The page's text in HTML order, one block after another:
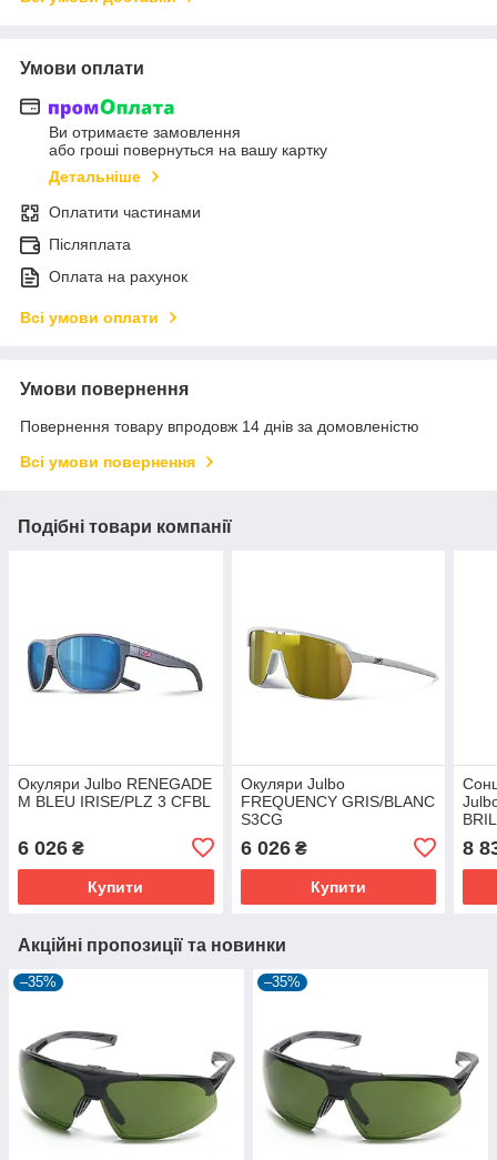
Умови оплати
Ви отримаєте замовлення
або гроші повернуться на вашу картку
Детальніше
Оплатити частинами
Післяплата
Оплата на рахунок
Всі умови оплати
Умови повернення
Повернення товару впродовж 14 днів за домовленістю
Всі умови повернення
Подібні товари компанії
Окуляри Julbo RENEGADE
M BLEU IRISE/PLZ 3 CFBL
6 026 ₴
Купити
Окуляри Julbo
FREQUENCY GRIS/BLANC
S3CG
6 026₴
Купити
та
8
Акційні пропозиції та новинки
–35% –35%